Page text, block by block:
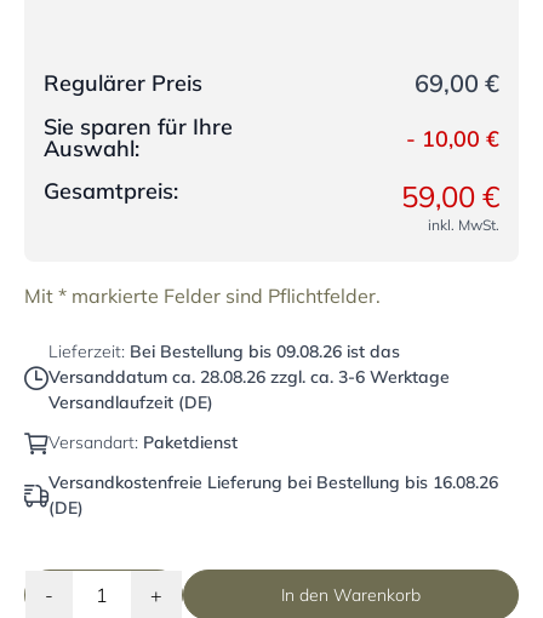
Regulärer Preis 69,00 €
Sie sparen für Ihre
Auswahl: - 10,00 €
Gesamtpreis:
59,00 €
inkl. MwSt.
Mit * markierte Felder sind Pflichtfelder.
Lieferzeit: Bei Bestellung bis 09.08.26 ist das
Versanddatum ca. 28.08.26 zzgl. ca. 3-6 Werktage
Versandlaufzeit (DE)
Versandart: Paketdienst
Versandkostenfreie Lieferung bei Bestellung bis 16.08.26
(DE)
- + In den Warenkorb